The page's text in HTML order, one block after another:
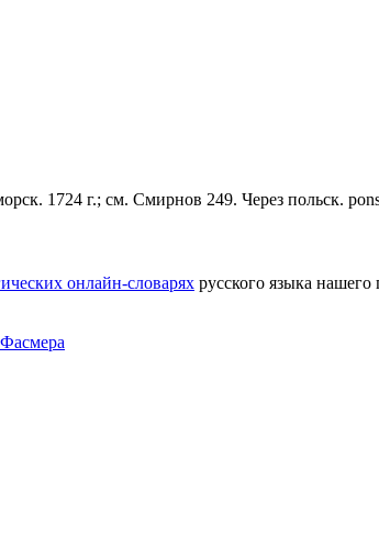
1724 г.; см. Смирнов 249. Через польск.
онлайн-словарях русского языка нашего